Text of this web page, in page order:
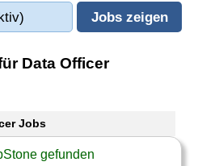
Data Officer
Jobs
gefunden